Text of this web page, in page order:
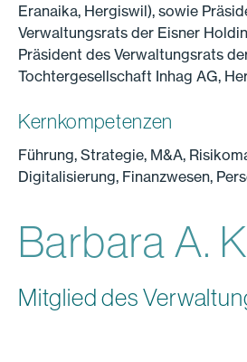
Eranaika, Hergiswil), sowie
Verwaltungsrats der Eisner
Präsident des Verwaltungsrats
Tochtergesellschaft Inhag AG,
Kernkompetenzen
Führung, Strategie, M&A,
Digitalisierung, Finanzwesen,
Barbara A.
Mitglied des